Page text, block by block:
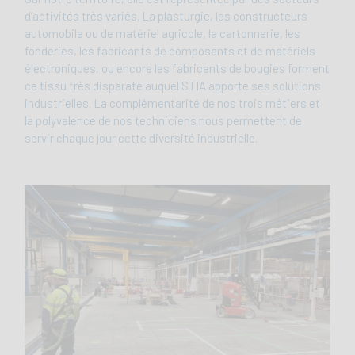
d’activités très variés. La plasturgie, les constructeurs
automobile ou de matériel agricole, la cartonnerie, les
fonderies, les fabricants de composants et de matériels
électroniques, ou encore les fabricants de bougies forment
ce tissu très disparate auquel STIA apporte ses solutions
industrielles. La complémentarité de nos trois métiers et
la polyvalence de nos techniciens nous permettent de
servir chaque jour cette diversité industrielle.